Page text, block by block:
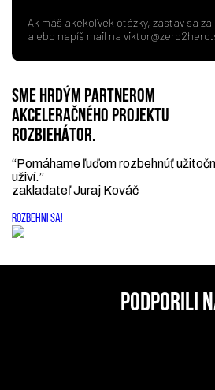
Ak máš akékoľvek otázky, zastav sa
alebo napíš mail na
SME HRDÝM PARTNEROM
AKCELERAČNÉHO PROJEKTU
ROZBIEHÁTOR.
“Pomáhame ľuďom rozbehnúť
uživí.”
zakladateľ Juraj Kováč
ROZBEHNI SA!
PODPORILI